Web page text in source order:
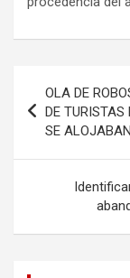
de
entradas
OLA DE
DE TURISTAS
SE